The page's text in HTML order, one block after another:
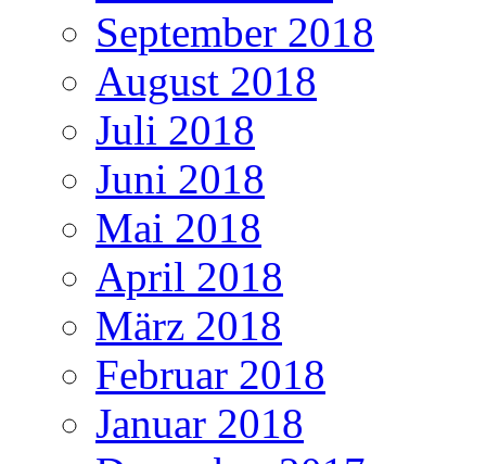
September 2018
August 2018
Juli 2018
Juni 2018
Mai 2018
April 2018
März 2018
Februar 2018
Januar 2018